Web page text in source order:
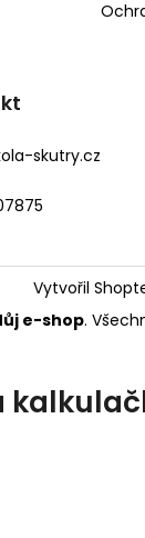
skutry.cz
Vytvořil
e-shop.